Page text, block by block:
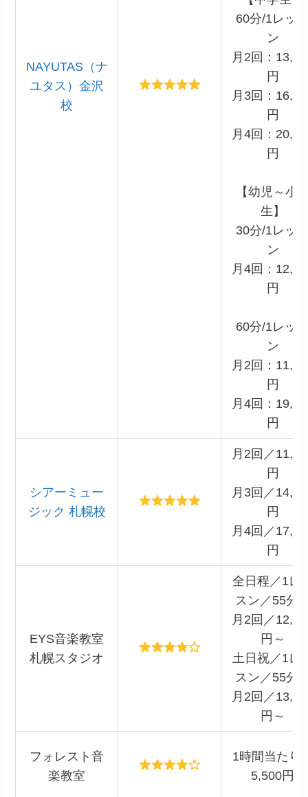
NAYUTAS（ナ
ユタス）金沢
校
60分/1レッ
ン
月2回：
円
月3回：
円
月4回：
円
【幼児～小
生】
30分/1レッ
ン
月4回：
円
60分/1レッ
ン
月2回：
円
月4回：
円
シアーミュー
ジック 札幌校
月2回／
円
月3回／
円
月4回／
円
EYS音楽教室
札幌スタジオ
全日程／1レ
スン／55分
月2回／
円～
土日祝／1レ
スン／55分
月2回／
円～
フォレスト音
楽教室
1時間当たり
5,500円